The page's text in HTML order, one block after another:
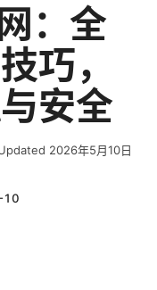
：全
巧，
安全
2026年5月10日
10